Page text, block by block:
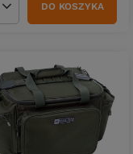
produktówDO KOSZYKA